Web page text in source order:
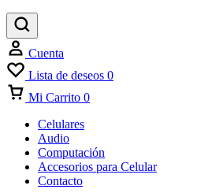
Cuenta
Lista de deseos 0
Mi Carrito 0
Celulares
Audio
Computación
Accesorios para Celular
Contacto